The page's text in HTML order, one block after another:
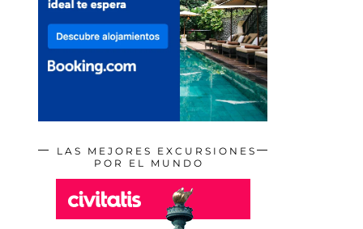
LAS MEJORES EXCURSIONES
POR EL MUNDO